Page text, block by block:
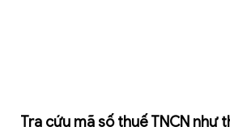
Tra cứu mã số thuế TNCN như